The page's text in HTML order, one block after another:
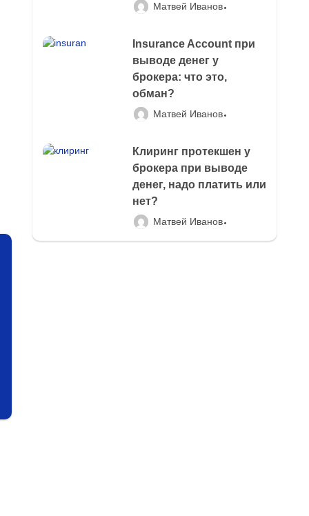
Матвей Иванов
Insurance Account при
выводе денег у
брокера: что это,
обман?
Матвей Иванов
Клиринг протекшен у
брокера при выводе
денег, надо платить или
нет?
Матвей Иванов